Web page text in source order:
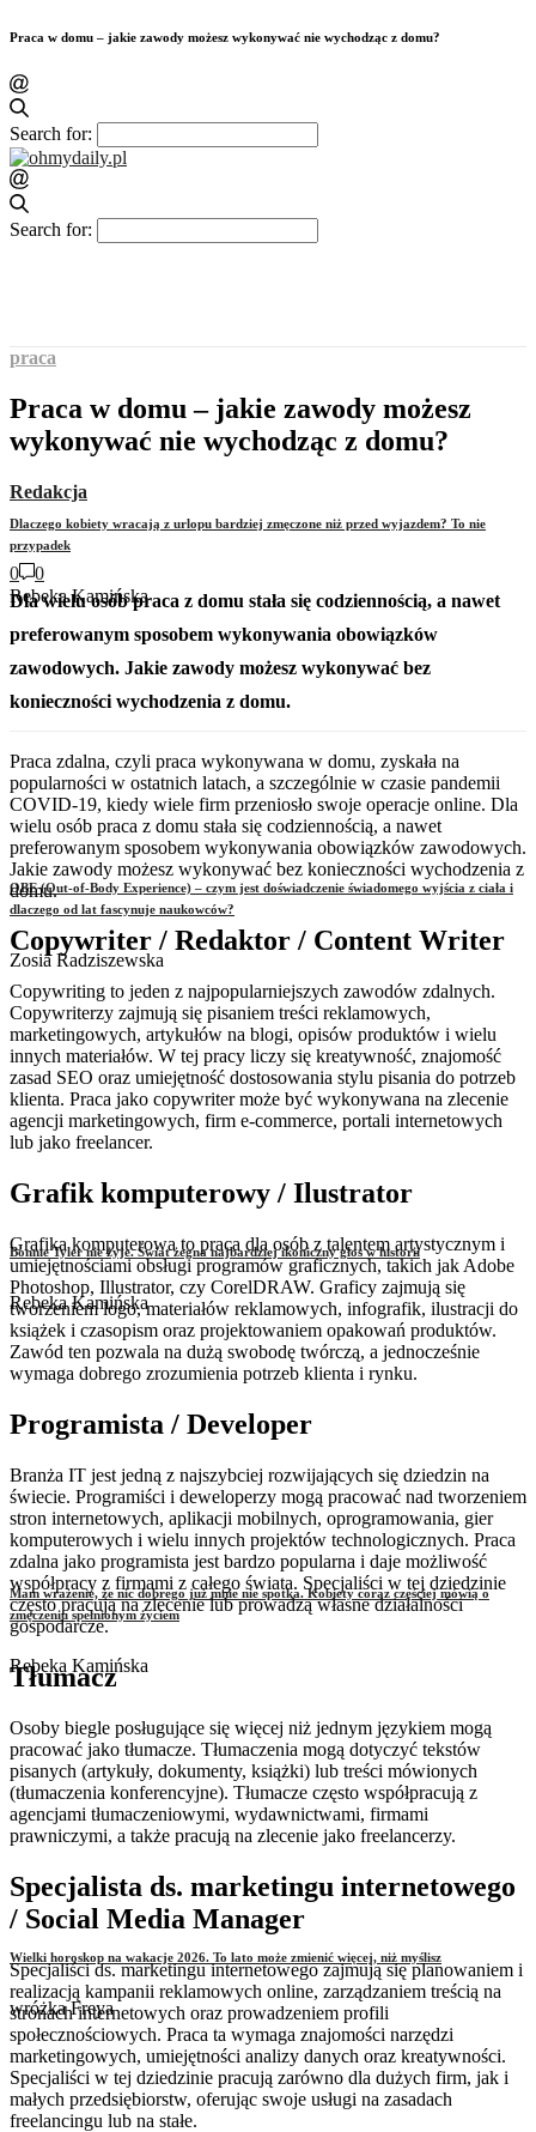
Praca w domu – jakie zawody możesz wykonywać nie wychodząc z domu?
Search for:
Search for:
Dlaczego kobiety wracają z urlopu bardziej zmęczone niż przed wyjazdem? To nie
przypadek
Rebeka Kamińska
OBE (Out-of-Body Experience) – czym jest doświadczenie świadomego wyjścia z ciała i
dlaczego od lat fascynuje naukowców?
Zosia Radziszewska
Bonnie Tyler nie żyje. Świat żegna najbardziej ikoniczny głos w historii
Rebeka Kamińska
Mam wrażenie, że nic dobrego już mnie nie spotka. Kobiety coraz częściej mówią o
zmęczeniu spełnionym życiem
Rebeka Kamińska
Wielki horoskop na wakacje 2026. To lato może zmienić więcej, niż myślisz
wróżka Freya
praca
Praca w domu – jakie zawody możesz
wykonywać nie wychodząc z domu?
Redakcja
0
0
Dla wielu osób praca z domu stała się codziennością, a nawet
preferowanym sposobem wykonywania obowiązków
zawodowych. Jakie zawody możesz wykonywać bez
konieczności wychodzenia z domu.
Praca zdalna, czyli praca wykonywana w domu, zyskała na
popularności w ostatnich latach, a szczególnie w czasie pandemii
COVID-19, kiedy wiele firm przeniosło swoje operacje online. Dla
wielu osób praca z domu stała się codziennością, a nawet
preferowanym sposobem wykonywania obowiązków zawodowych.
Jakie zawody możesz wykonywać bez konieczności wychodzenia z
domu.
Copywriter / Redaktor / Content Writer
Copywriting to jeden z najpopularniejszych zawodów zdalnych.
Copywriterzy zajmują się pisaniem treści reklamowych,
marketingowych, artykułów na blogi, opisów produktów i wielu
innych materiałów. W tej pracy liczy się kreatywność, znajomość
zasad SEO oraz umiejętność dostosowania stylu pisania do potrzeb
klienta. Praca jako copywriter może być wykonywana na zlecenie
agencji marketingowych, firm e-commerce, portali internetowych
lub jako freelancer.
Grafik komputerowy / Ilustrator
Grafika komputerowa to praca dla osób z talentem artystycznym i
umiejętnościami obsługi programów graficznych, takich jak Adobe
Photoshop, Illustrator, czy CorelDRAW. Graficy zajmują się
tworzeniem logo, materiałów reklamowych, infografik, ilustracji do
książek i czasopism oraz projektowaniem opakowań produktów.
Zawód ten pozwala na dużą swobodę twórczą, a jednocześnie
wymaga dobrego zrozumienia potrzeb klienta i rynku.
Programista / Developer
Branża IT jest jedną z najszybciej rozwijających się dziedzin na
świecie. Programiści i deweloperzy mogą pracować nad tworzeniem
stron internetowych, aplikacji mobilnych, oprogramowania, gier
komputerowych i wielu innych projektów technologicznych. Praca
zdalna jako programista jest bardzo popularna i daje możliwość
współpracy z firmami z całego świata. Specjaliści w tej dziedzinie
często pracują na zlecenie lub prowadzą własne działalności
gospodarcze.
Tłumacz
Osoby biegle posługujące się więcej niż jednym językiem mogą
pracować jako tłumacze. Tłumaczenia mogą dotyczyć tekstów
pisanych (artykuły, dokumenty, książki) lub treści mówionych
(tłumaczenia konferencyjne). Tłumacze często współpracują z
agencjami tłumaczeniowymi, wydawnictwami, firmami
prawniczymi, a także pracują na zlecenie jako freelancerzy.
Specjalista ds. marketingu internetowego
/ Social Media Manager
Specjaliści ds. marketingu internetowego zajmują się planowaniem i
realizacją kampanii reklamowych online, zarządzaniem treścią na
stronach internetowych oraz prowadzeniem profili
społecznościowych. Praca ta wymaga znajomości narzędzi
marketingowych, umiejętności analizy danych oraz kreatywności.
Specjaliści w tej dziedzinie pracują zarówno dla dużych firm, jak i
małych przedsiębiorstw, oferując swoje usługi na zasadach
freelancingu lub na stałe.